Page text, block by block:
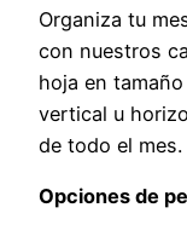
Organiza tu
con nuestros
hoja en
vertical u
de todo el mes.
Opciones de